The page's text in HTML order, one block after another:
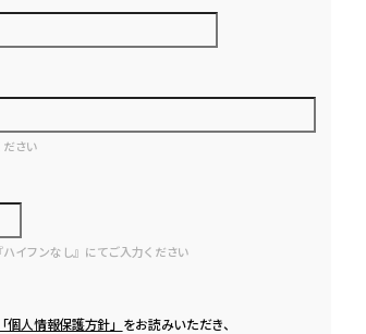
さい
イフンなし』にてご入力ください
個人情報保護方針」 をお読みいただき、